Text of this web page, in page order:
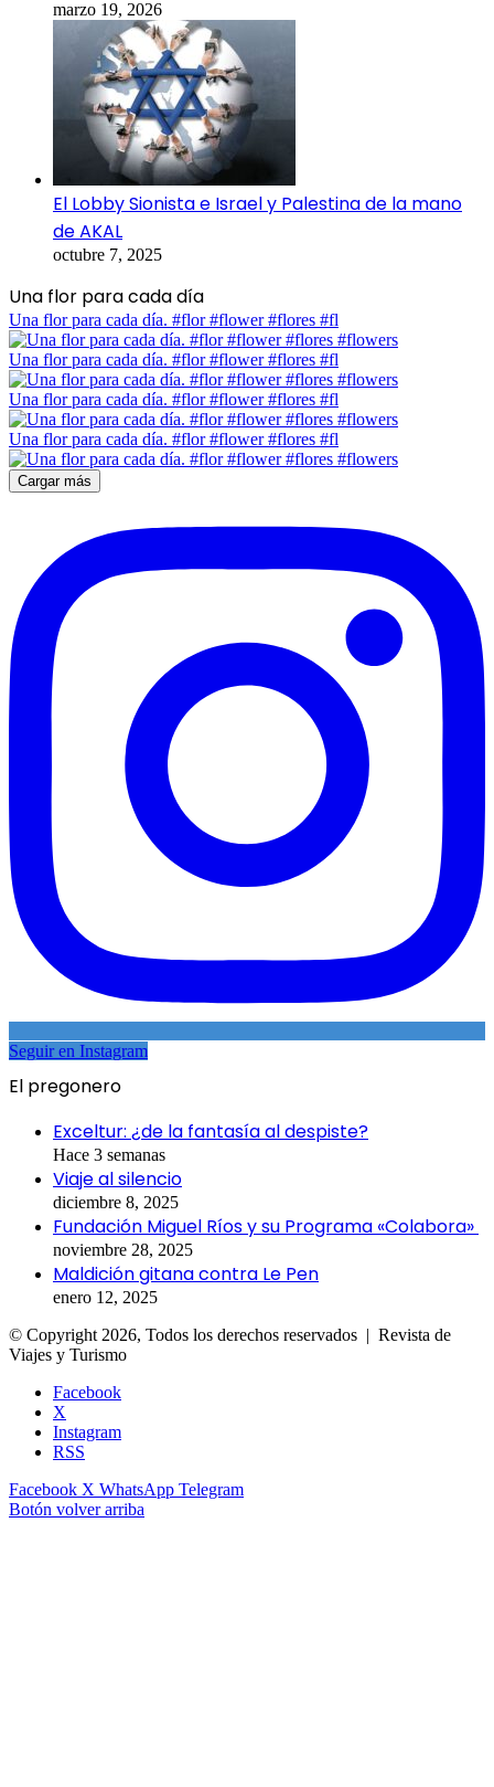
marzo 19, 2026
El Lobby Sionista e Israel y Palestina de la mano
de AKAL
octubre 7, 2025
Una flor para cada día
Una flor para cada día. #flor #flower #flores #fl
Una flor para cada día. #flor #flower #flores #fl
Una flor para cada día. #flor #flower #flores #fl
Una flor para cada día. #flor #flower #flores #fl
Cargar más
Seguir en Instagram
El pregonero
Exceltur: ¿de la fantasía al despiste?
Hace 3 semanas
Viaje al silencio
diciembre 8, 2025
Fundación Miguel Ríos y su Programa «Colabora»
noviembre 28, 2025
Maldición gitana contra Le Pen
enero 12, 2025
© Copyright 2026, Todos los derechos reservados | Revista de
Viajes y Turismo
Facebook
X
Instagram
RSS
Facebook X WhatsApp Telegram
Botón volver arriba